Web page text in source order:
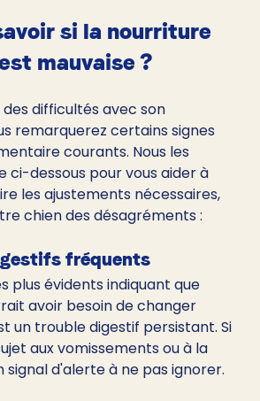
si la nourriture
mauvaise ?
difficultés avec son
remarquerez certains signes
courants. Nous les
ci-dessous pour vous aider à
les ajustements nécessaires,
chien des désagréments :
fréquents
plus évidents indiquant que
avoir besoin de changer
un trouble digestif persistant. Si
aux vomissements ou à la
signal d'alerte à ne pas ignorer.